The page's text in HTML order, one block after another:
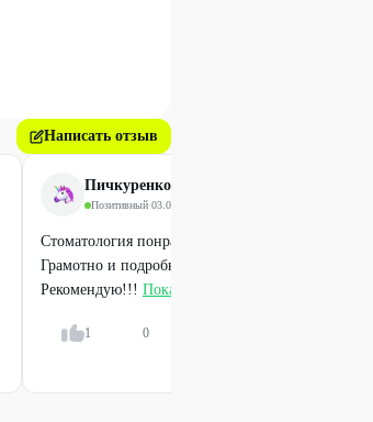
Написать отзыв
Пичкуренко Кристина
Позитивный·03.08.2024
Стоматология понравилась. Отлично провели
Грамотно и подробно проконсультировали по
Рекомендую!!! Показать всё
1 0